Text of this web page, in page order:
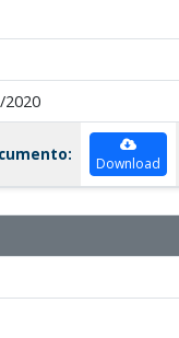
2020
Download